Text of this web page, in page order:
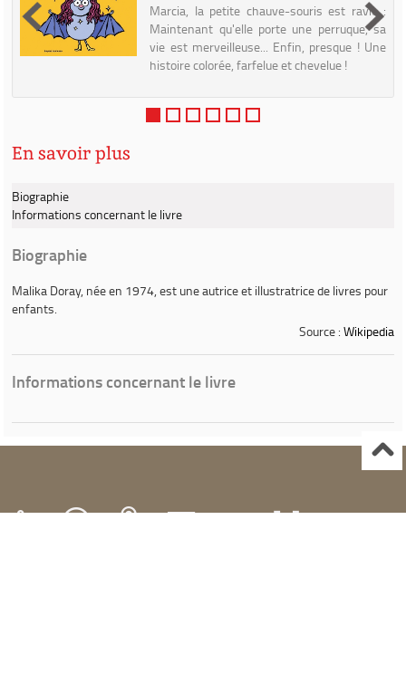
Marcia, la petite chauve-souris est ravie :
Maintenant qu'elle porte une perruque, sa
vie est merveilleuse... Enfin, presque ! Une
histoire colorée, farfelue et chevelue !
En savoir plus
Biographie
Informations concernant le livre
Biographie
Malika Doray, née en 1974, est une autrice et illustratrice de livres pour
enfants.
Source : Wikipedia
Informations concernant le livre